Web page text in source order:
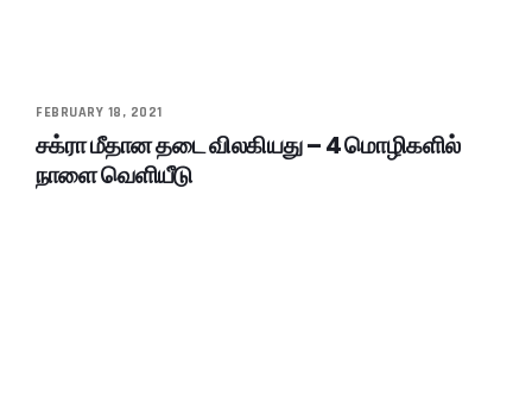
FEBRUARY 18, 2021
சக்ரா மீதான தடை விலகியது – 4 மொழிகளில்
நாளை வெளியீடு